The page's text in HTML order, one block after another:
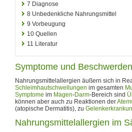
7 Diagnose
8 Unbedenkliche Nahrungsmittel
9 Vorbeugung
10 Quellen
11 Literatur
Symptome und Beschwerden
Nahrungsmittelallergien äußern sich in
Schleimhautschwellungen im gesamten
Symptome im Magen-Darm-Bereich sind
können aber auch zu Reaktionen der
(atopische Dermatitis), zu
Nahrungsmittelallergien im